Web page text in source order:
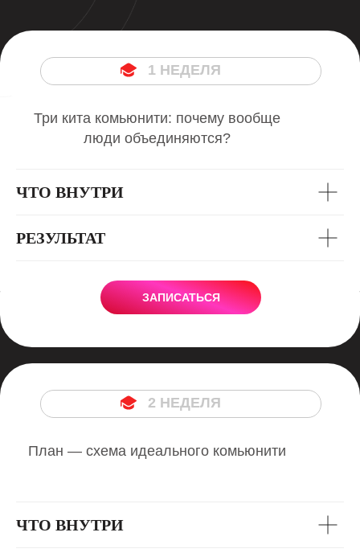
Три кита комьюнити: почему вообще
люди объединяются?
1 НЕДЕЛЯ
ЧТО ВНУТРИ
РЕЗУЛЬТАТ
ЗАПИСАТЬСЯ
План — схема идеального комьюнити
2 НЕДЕЛЯ
ЧТО ВНУТРИ